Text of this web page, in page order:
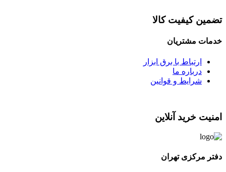
کیفیت کالا
مشتریان
ارتباط با برق ابزار
درباره ما
شرایط و قوانین
خرید آنلاین
مرکزی تهران